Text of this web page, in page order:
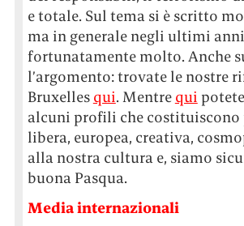
e totale. Sul tema si è scritto
ma in generale negli ultimi
fortunatamente molto. Anche
l’argomento: trovate le nostre
Bruxelles qui. Mentre qui
alcuni profili che costituiscono
libera, europea, creativa,
alla nostra cultura e, siamo
buona Pasqua.
Media internazionali